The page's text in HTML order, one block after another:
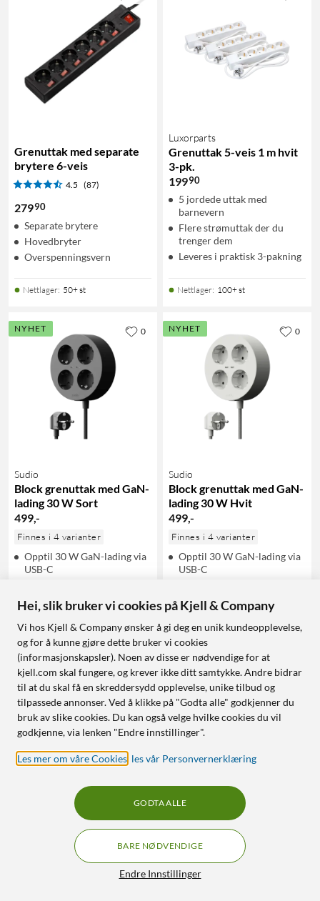
Grenuttak med separate
brytere 6-veis
4.5 (87)
27990
Separate brytere
Hovedbryter
Overspenningsvern
Nettlager: 50+ st
Luxorparts
Grenuttak 5-veis 1 m hvit
3-pk.
19990
5 jordede uttak med
barnevern
Flere strømuttak der du
trenger dem
Leveres i praktisk 3-pakning
Nettlager: 100+ st
NYHET
Sudio
Block grenuttak med GaN-
lading 30 W Sort
499,-
Finnes i 4 varianter
Opptil 30 W GaN-lading via
USB-C
2 m kabel med on/off-knapp
Nettlager: 20+ st
0 NYHET
Sudio
Block grenuttak med GaN-
lading 30 W Hvit
499,-
Finnes i 4 varianter
Opptil 30 W GaN-lading via
USB-C
2 m kabel med on/off-knapp
Nettlager
0
Grenuttak 3-veis 2-pk.
(198)
153
Feste for grenuttak 2-pk.
4.5 (70)
Hei, slik bruker vi cookies på Kjell & Company
Vi hos Kjell & Company ønsker å gi deg en unik kundeopplevelse,
og for å kunne gjøre dette bruker vi cookies
(informasjonskapsler). Noen av disse er nødvendige for at
kjell.com skal fungere, og krever ikke ditt samtykke. Andre bidrar
til at du skal få en skreddersydd opplevelse, unike tilbud og
tilpassede annonser. Ved å klikke på "Godta alle" godkjenner du
bruk av slike cookies. Du kan også velge hvilke cookies du vil
godkjenne, via lenken "Endre innstillinger".
Les mer om våre Cookies les vår Personvernerklæring
Endre Innstillinger
BARE NØDVENDIGE
GODTA ALLE